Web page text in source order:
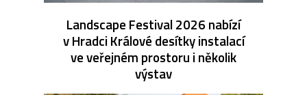
Landscape Festival 2026 nabízí
v Hradci Králové desítky instalací
ve veřejném prostoru i několik
výstav